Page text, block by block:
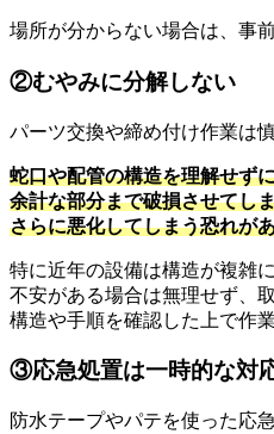
場所が分からない場合は、事
②むやみに分解しない
パーツ交換や締め付け作業は
蛇口や配管の構造を理解せず
余計な部分まで破損させてし
さらに悪化してしまう恐れが
特に近年の設備は構造が複雑
不安がある場合は無理せず、
構造や手順を確認した上で作
③応急処置は一時的な対
防水テープやパテを使った応